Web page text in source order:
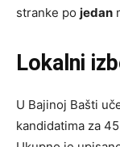
stranke po jedan
Lokalni
U Bajinoj Bašti
kandidatima za